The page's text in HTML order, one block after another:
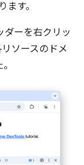
す。
ダーを右クリッ
ソースのドメ